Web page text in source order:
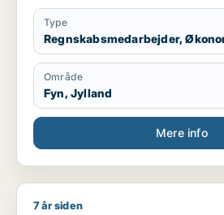
Type
Regnskabsmedarbejder,
Område
Fyn, Jylland
Mere info
Flemming søger job som
7 år siden